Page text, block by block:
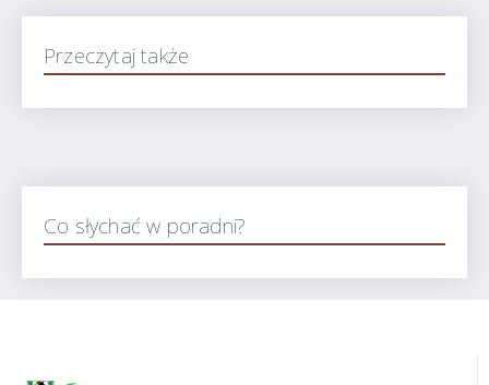
Przeczytaj także
Co słychać w poradni?